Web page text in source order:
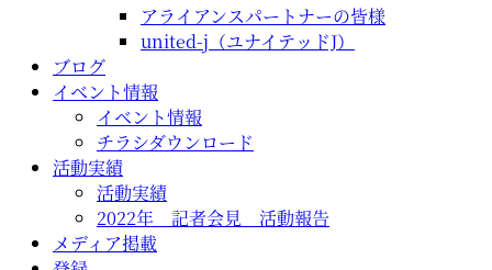
アライアンスパートナーの皆様
united-j（ユナイテッドJ）
ブログ
イベント情報
イベント情報
チラシダウンロード
活動実績
活動実績
2022年 記者会見 活動報告
メディア掲載